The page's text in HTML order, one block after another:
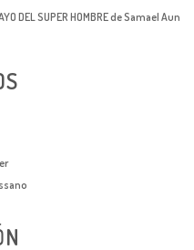
DEL SUPER HOMBRE de Samael Aun